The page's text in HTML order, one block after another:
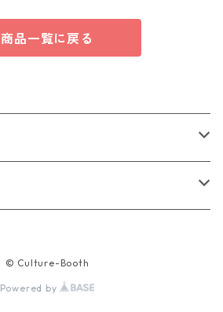
商品一覧に戻る
© Culture-Booth
Powered by